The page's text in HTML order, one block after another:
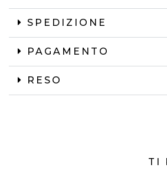
SPEDIZIONE
PAGAMENTO
RESO
TI